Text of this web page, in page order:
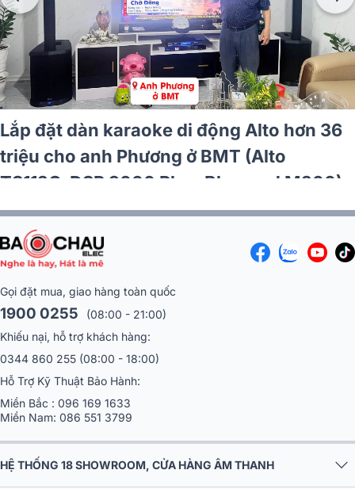
Lắp đặt dàn karaoke di động Alto hơn 36
triệu cho anh Phương ở BMT (Alto
TS112C, DSP 9000 Plus, Bksound M200)
Gọi đặt mua, giao hàng toàn quốc
1900 0255
(08:00 - 21:00)
Khiếu nại, hỗ trợ khách hàng:
0344 860 255 (08:00 - 18:00)
Hỗ Trợ Kỹ Thuật Bảo Hành:
Miền Bắc : 096 169 1633
Miền Nam: 086 551 3799
HỆ THỐNG 18 SHOWROOM, CỬA HÀNG ÂM THANH